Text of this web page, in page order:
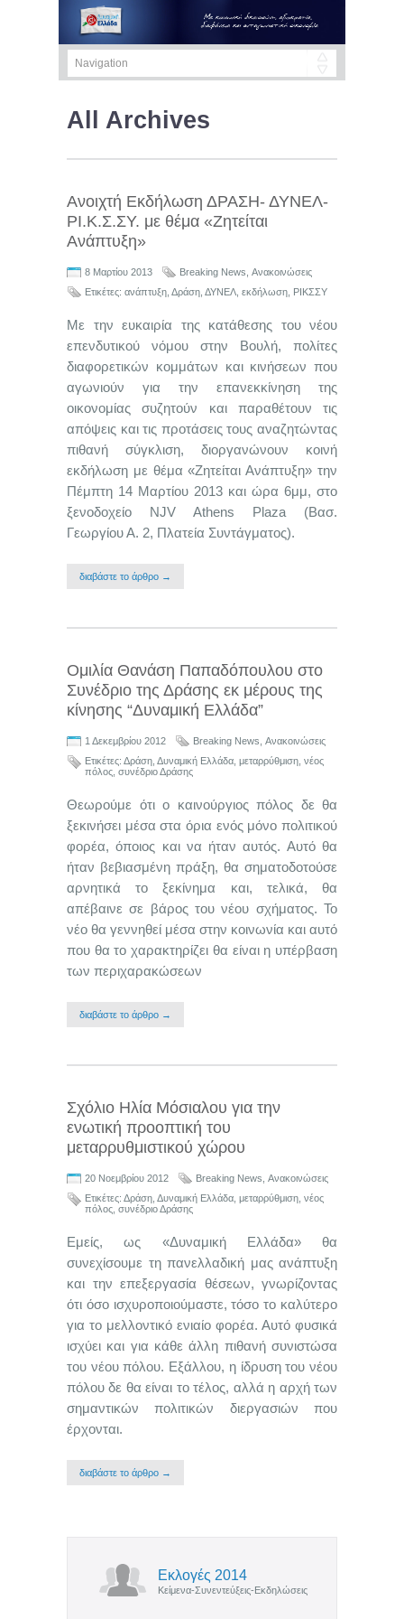
All Archives
Ανοιχτή Εκδήλωση ΔΡΑΣΗ- ΔΥΝΕΛ-
ΡΙ.Κ.Σ.ΣΥ. με θέμα «Ζητείται
Ανάπτυξη»
8 Μαρτίου 2013 Breaking News Ανακοινώσεις
Ετικέτες: ανάπτυξη Δράση ΔΥΝΕΛ εκδήλωση ΡΙΚΣΣΥ
Με την ευκαιρία της κατάθεσης του νέου
επενδυτικού νόμου στην Βουλή, πολίτες
διαφορετικών κομμάτων και κινήσεων που
αγωνιούν για την επανεκκίνηση της
οικονομίας συζητούν και παραθέτουν τις
απόψεις και τις προτάσεις τους αναζητώντας
πιθανή σύγκλιση, διοργανώνουν κοινή
εκδήλωση με θέμα «Ζητείται Ανάπτυξη» την
Πέμπτη 14 Μαρτίου 2013 και ώρα 6μμ, στο
ξενοδοχείο NJV Athens Plaza (Βασ.
Γεωργίου Α. 2, Πλατεία Συντάγματος).
διαβάστε το άρθρο →
Ομιλία Θανάση Παπαδόπουλου στο
Συνέδριο της Δράσης εκ μέρους της
κίνησης “Δυναμική Ελλάδα”
1 Δεκεμβρίου 2012 Breaking News Ανακοινώσεις
Ετικέτες: Δράση Δυναμική Ελλάδα μεταρρύθμιση νέος
πόλος συνέδριο Δράσης
Θεωρούμε ότι ο καινούργιος πόλος δε θα
ξεκινήσει μέσα στα όρια ενός μόνο πολιτικού
φορέα, όποιος και να ήταν αυτός. Αυτό θα
ήταν βεβιασμένη πράξη, θα σηματοδοτούσε
αρνητικά το ξεκίνημα και, τελικά, θα
απέβαινε σε βάρος του νέου σχήματος. Το
νέο θα γεννηθεί μέσα στην κοινωνία και αυτό
που θα το χαρακτηρίζει θα είναι η υπέρβαση
των περιχαρακώσεων
διαβάστε το άρθρο →
Σχόλιο Ηλία Μόσιαλου για την
ενωτική προοπτική του
μεταρρυθμιστικού χώρου
20 Νοεμβρίου 2012 Breaking News Ανακοινώσεις
Ετικέτες: Δράση Δυναμική Ελλάδα μεταρρύθμιση νέος
πόλος συνέδριο Δράσης
Εμείς, ως «Δυναμική Ελλάδα» θα
συνεχίσουμε τη πανελλαδική μας ανάπτυξη
και την επεξεργασία θέσεων, γνωρίζοντας
ότι όσο ισχυροποιούμαστε, τόσο το καλύτερο
για το μελλοντικό ενιαίο φορέα. Αυτό φυσικά
ισχύει και για κάθε άλλη πιθανή συνιστώσα
του νέου πόλου. Εξάλλου, η ίδρυση του νέου
πόλου δε θα είναι το τέλος, αλλά η αρχή των
σημαντικών πολιτικών διεργασιών που
έρχονται.
διαβάστε το άρθρο →
Εκλογές 2014
Κείμενα-Συνεντεύξεις-Εκδηλώσεις